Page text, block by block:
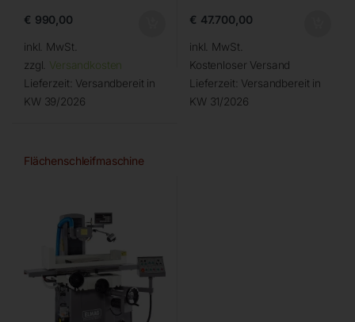
€ 990,00
inkl. MwSt.
zzgl. Versandkosten
Lieferzeit: Versandbereit in
KW 39/2026
€ 47.700,00
inkl. MwSt.
Kostenloser Versand
Lieferzeit: Versandbereit in
KW 31/2026
Flächenschleifmaschine